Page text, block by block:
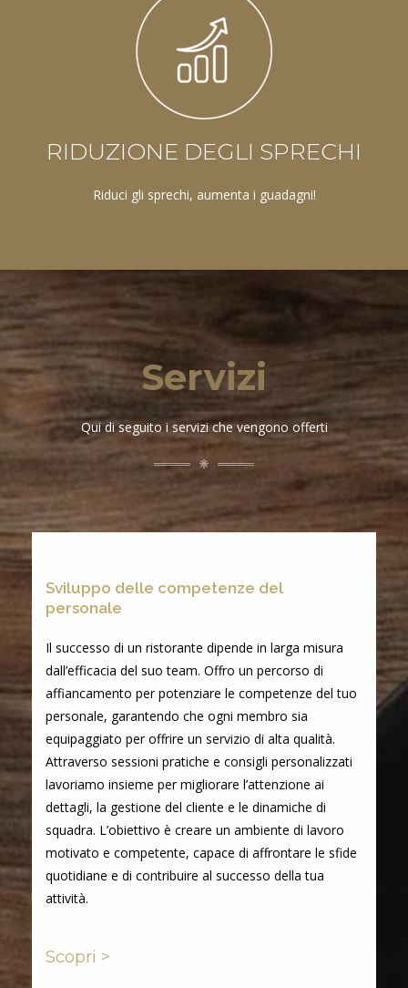
RIDUZIONE DEGLI SPRECHI
Riduci gli sprechi, aumenta i guadagni!
Servizi
Qui di seguito i servizi che vengono offerti
Sviluppo delle competenze del
personale
Il successo di un ristorante dipende in larga misura
dall’efficacia del suo team. Offro un percorso di
affiancamento per potenziare le competenze del tuo
personale, garantendo che ogni membro sia
equipaggiato per offrire un servizio di alta qualità.
Attraverso sessioni pratiche e consigli personalizzati
lavoriamo insieme per migliorare l’attenzione ai
dettagli, la gestione del cliente e le dinamiche di
squadra. L’obiettivo è creare un ambiente di lavoro
motivato e competente, capace di affrontare le sfide
quotidiane e di contribuire al successo della tua
attività.
Scopri >